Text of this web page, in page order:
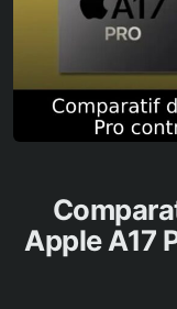
Apple A17